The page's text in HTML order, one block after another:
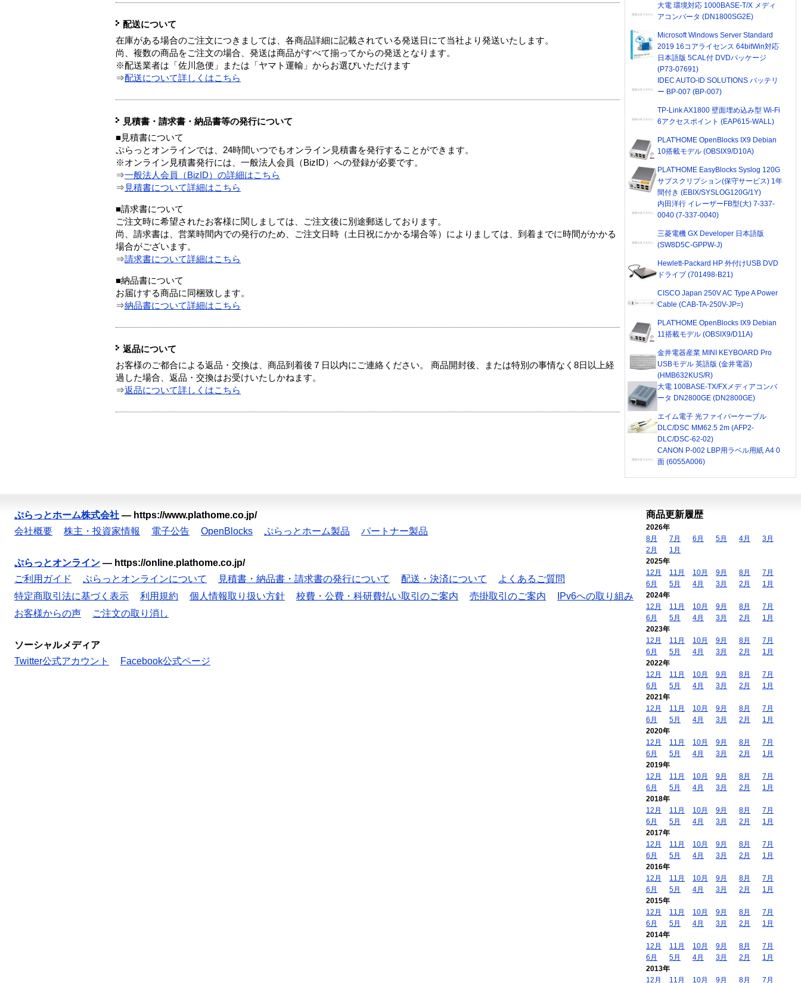
配送について
在庫がある場合のご注文につきましては、各商品詳細に記載されている発送日にて当社より発送いたします。
尚、複数の商品をご注文の場合、発送は商品がすべて揃ってからの発送となります。
※配送業者は「佐川急便」または「ヤマト運輸」からお選びいただけます
⇒配送について詳しくはこちら
見積書・請求書・納品書等の発行について
■見積書について
ぷらっとオンラインでは、24時間いつでもオンライン見積書を発行することができます。
※オンライン見積書発行には、一般法人会員（BizID）への登録が必要です。
⇒一般法人会員（BizID）の詳細はこちら
⇒ 見積書について詳細はこちら
■請求書について
ご注文時に希望されたお客様に関しましては、ご注文後に別途郵送しております。
尚、請求書は、営業時間内での発行のため、ご注文日時（土日祝にかかる場合等）によりましては、到着までに時間がかかる
場合がございます。
⇒請求書について詳細はこちら
■納品書について
お届けする商品に同梱致します。
⇒納品書について詳細はこちら
返品について
お客様のご都合による返品・交換は、商品到着後７日以内にご連絡ください。 商品開封後、または特別の事情なく8日以上経
過した場合、返品・交換はお受けいたしかねます。
⇒返品について詳しくはこちら
大電 環境対応 1000BASE-T/X メディ
アコンバータ (DN1800SG2E)
Microsoft Windows Server Standard
2019 16コアライセンス 64bitWin対応
日本語版 5CAL付 DVDパッケージ
(P73-07691)
IDEC AUTO-ID SOLUTIONS バッテリ
ー BP-007 (BP-007)
TP-Link AX1800 壁面埋め込み型 Wi-Fi
6アクセスポイント (EAP615-WALL)
PLAT'HOME OpenBlocks IX9 Debian
10搭載モデル (OBSIX9/D10A)
PLAT'HOME EasyBlocks Syslog 120G
サブスクリプション(保守サービス) 1年
間付き (EBIX/SYSLOG120G/1Y)
内田洋行 イレーザーFB型(大) 7-337-
0040 (7-337-0040)
三菱電機 GX Developer 日本語版
(SW8D5C-GPPW-J)
Hewlett-Packard HP 外付けUSB DVD
ドライブ (701498-B21)
CISCO Japan 250V AC Type A Power
Cable (CAB-TA-250V-JP=)
PLAT'HOME OpenBlocks IX9 Debian
11搭載モデル (OBSIX9/D11A)
金井電器産業 MINI KEYBOARD Pro
USBモデル 英語版 (金井電器)
(HMB632KUS/R)
大電 100BASE-TX/FXメディアコンバ
ータ DN2800GE (DN2800GE)
エイム電子 光ファイバーケーブル
DLC/DSC MM62.5 2m (AFP2-
DLC/DSC-62-02)
CANON P-002 LBP用ラベル用紙 A4 0
面 (6055A006)
ぷらっとホーム株式会社 — https://www.plathome.co.jp/
会社概要
株主・投資家情報 電子公告 OpenBlocks ぷらっとホーム製品 パートナー製品
ぷらっとオンライン — https://online.plathome.co.jp/
ご利用ガイド
ぷらっとオンラインについて 見積書・納品書・請求書の発行について 配送・決済について
よくあるご質問
特定商取引法に基づく表示
利用規約 個人情報取り扱い方針 校費・公費・科研費払い取引のご案内 売掛取引のご案内
IPv6への取り組み
お客様からの声
ご注文の取り消し
ソーシャルメディア
Twitter公式アカウント
Facebook公式ページ
商品更新履歴
2026年
8月
7月 6月 5月 4月
3月
2月
1月
2025年
12月
11月 10月 9月 8月
7月
6月
5月 4月 3月 2月
1月
2024年
12月
11月 10月 9月 8月
7月
6月
5月 4月 3月 2月
1月
2023年
12月
11月 10月 9月 8月
7月
6月
5月 4月 3月 2月
1月
2022年
12月
11月 10月 9月 8月
7月
6月
5月 4月 3月 2月
1月
2021年
12月
11月 10月 9月 8月
7月
6月
5月 4月 3月 2月
1月
2020年
12月
11月 10月 9月 8月
7月
6月
5月 4月 3月 2月
1月
2019年
12月
11月 10月 9月 8月
7月
6月
5月 4月 3月 2月
1月
2018年
12月
11月 10月 9月 8月
7月
6月
5月 4月 3月 2月
1月
2017年
12月
11月 10月 9月 8月
7月
6月
5月 4月 3月 2月
1月
2016年
12月
11月 10月 9月 8月
7月
6月
5月 4月 3月 2月
1月
2015年
12月
11月 10月 9月 8月
7月
6月
5月 4月 3月 2月
1月
2014年
12月
11月 10月 9月 8月
7月
6月
5月 4月 3月 2月
1月
2013年
12月
11月 10月 9月 8月 7月